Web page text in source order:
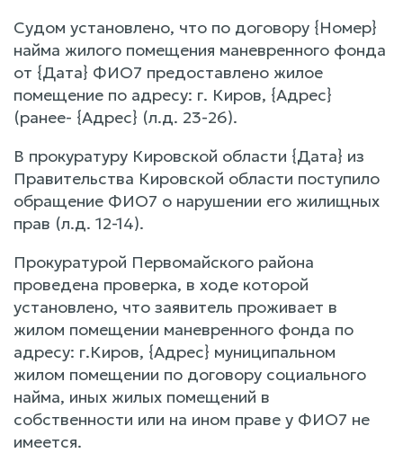
Судом установлено, что по договору {Номер}
найма жилого помещения маневренного фонда
от {Дата} ФИО7 предоставлено жилое
помещение по адресу: г. Киров, {Адрес}
(ранее- {Адрес} (л.д. 23-26).
В прокуратуру Кировской области {Дата} из
Правительства Кировской области поступило
обращение ФИО7 о нарушении его жилищных
прав (л.д. 12-14).
Прокуратурой Первомайского района
проведена проверка, в ходе которой
установлено, что заявитель проживает в
жилом помещении маневренного фонда по
адресу: г.Киров, {Адрес} муниципальном
жилом помещении по договору социального
найма, иных жилых помещений в
собственности или на ином праве у ФИО7 не
имеется.